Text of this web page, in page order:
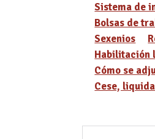
Sistema de
Bolsas de
Sexenios
Habilitación
Cómo se
Cese,